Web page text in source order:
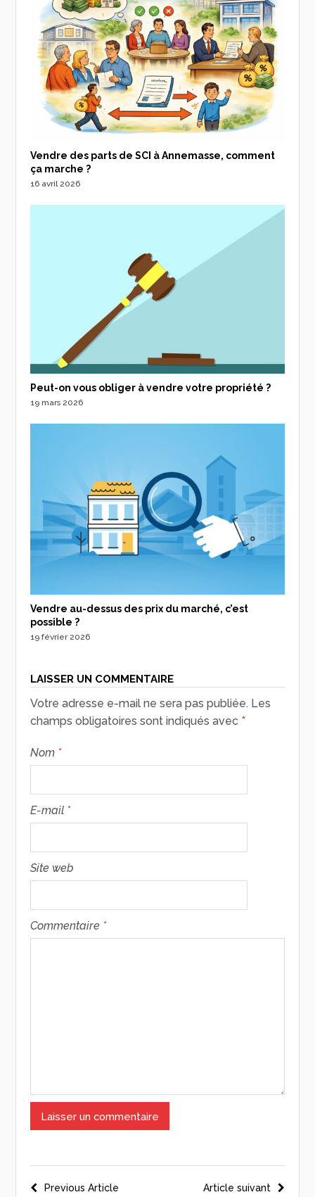
Vendre des parts de SCI à Annemasse, comment
ça marche ?
16 avril 2026
Peut-on vous obliger à vendre votre propriété ?
19 mars 2026
Vendre au-dessus des prix du marché, c’est
possible ?
19 février 2026
LAISSER UN COMMENTAIRE
Votre adresse e-mail ne sera pas publiée. Les
champs obligatoires sont indiqués avec *
Nom *
E-mail *
Site web
Commentaire *
Article suivant
Previous Article